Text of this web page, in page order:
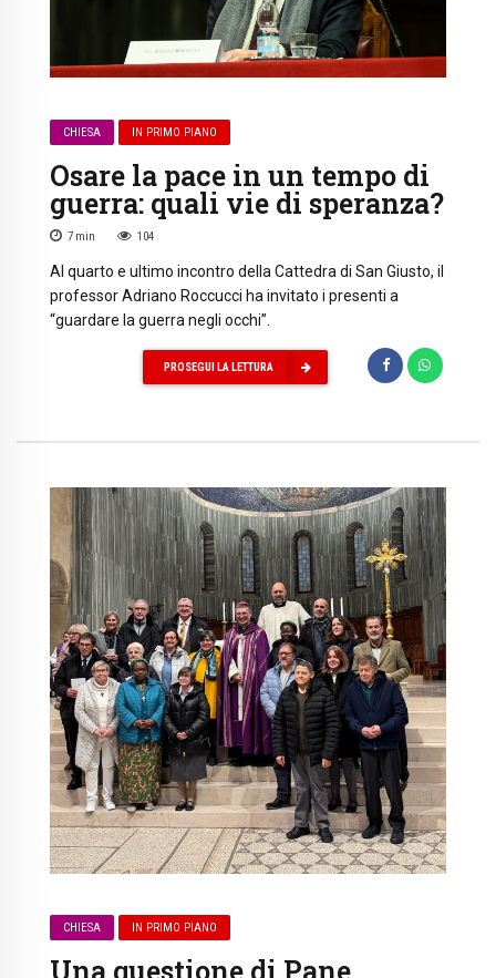
CHIESA IN PRIMO PIANO
Osare la pace in un tempo di
guerra: quali vie di speranza?
7 min 104
Al quarto e ultimo incontro della Cattedra di San Giusto, il
professor Adriano Roccucci ha invitato i presenti a
“guardare la guerra negli occhi”.
PROSEGUI LA LETTURA
CHIESA IN PRIMO PIANO